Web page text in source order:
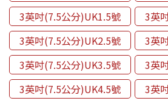
3英吋(7.5公分)UK1.5號
3英
3英吋(7.5公分)UK2.5號
3英
3英吋(7.5公分)UK3.5號
3英
3英吋(7.5公分)UK4.5號
3英